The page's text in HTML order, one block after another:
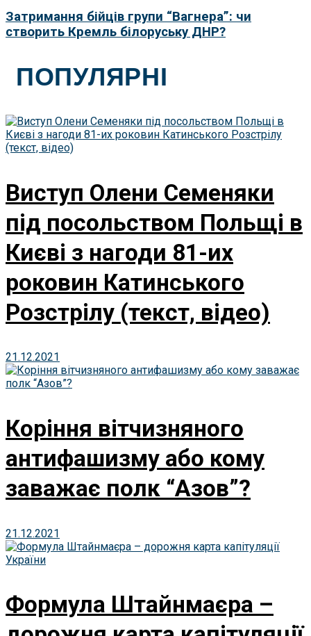
Затримання бійців групи “Вагнера”: чи
створить Кремль білоруську ДНР?
ПОПУЛЯРНІ
Виступ Олени Семеняки
під посольством Польщі в
Києві з нагоди 81-их
роковин Катинського
Розстрілу (текст, відео)
21.12.2021
Коріння вітчизняного
антифашизму або кому
заважає полк “Азов”?
21.12.2021
Формула Штайнмаєра –